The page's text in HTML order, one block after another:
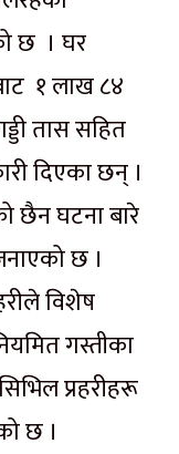
छ । घर
१ लाख ८४
तास सहित
दिएका छन् ।
छैन घटना बारे
छ ।
विशेष
गस्तीका
प्रहरीहरू
छ ।